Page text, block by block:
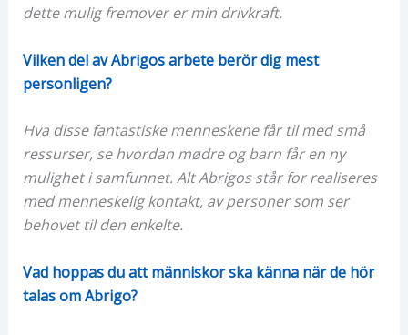
dette mulig fremover er min drivkraft.
Vilken del av Abrigos arbete berör dig mest
personligen?
Hva disse fantastiske menneskene får til med små
ressurser, se hvordan mødre og barn får en ny
mulighet i samfunnet. Alt Abrigos står for realiseres
med menneskelig kontakt, av personer som ser
behovet til den enkelte.
Vad hoppas du att människor ska känna när de hör
talas om Abrigo?